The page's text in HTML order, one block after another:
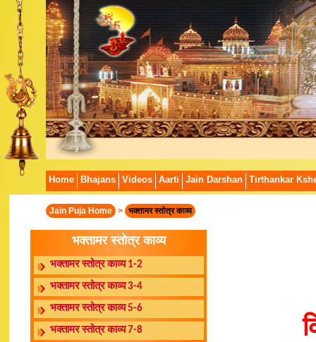
Home Bhajans Videos Aarti Jain Darshan Tirthankar
Jain Puja Home > भक्तामर स्तोत्र काव्य
भक्तामर स्तोत्र काव्य
भक्तामर स्तोत्र काव्य 1-2
भक्तामर स्तोत्र काव्य 3-4
भक्तामर स्तोत्र काव्य 5-6
भक्तामर स्तोत्र काव्य 7-8